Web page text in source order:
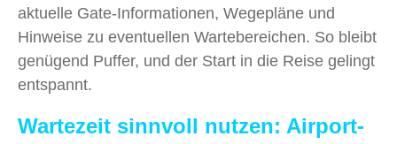
aktuelle Gate-Informationen, Wegepläne und
Hinweise zu eventuellen Wartebereichen. So bleibt
genügend Puffer, und der Start in die Reise gelingt
entspannt.
Wartezeit sinnvoll nutzen: Airport-